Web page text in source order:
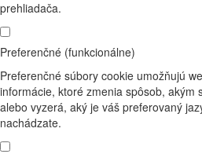
prehliadača.
Preferenčné (funkcionálne)
Preferenčné súbory cookie umožňujú
informácie, ktoré zmenia spôsob, akým
alebo vyzerá, aký je váš preferovaný
nachádzate.